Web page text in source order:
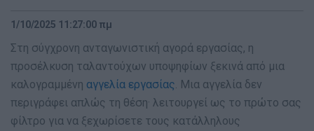
1/10/2025 11:27:00 πμ
Στη σύγχρονη ανταγωνιστική αγορά εργασίας, η
προσέλκυση ταλαντούχων υποψηφίων ξεκινά από μια
καλογραμμένη αγγελία εργασίας . Μια αγγελία δεν
περιγράφει απλώς τη θέση· λειτουργεί ως το πρώτο σας
φίλτρο για να ξεχωρίσετε τους κατάλληλους